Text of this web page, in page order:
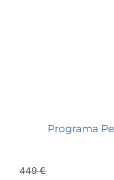
Programa
449 €